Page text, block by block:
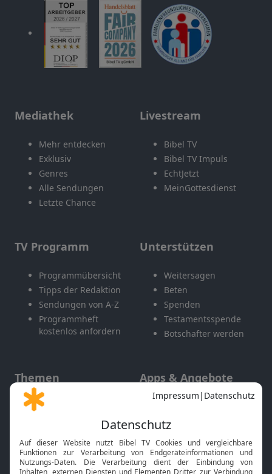
Mediathek
Mehr entdecken
Exklusiv
Genres
Alle Sendungen
Letzte Chance
Livestream
Bibel TV
Bibel TV Impuls
EchtJetzt
MeinGottesdienst
TV Programm
Programmübersicht
Tipps der Redaktion
Sendungen von A-Z
Programmheft
kostenlos anfordern
Unterstützen
Weitersagen
Beten
Spenden
Testamentsspende
Botschafter werden
Themen
Gott und Bibel erklärt
Neuigkeiten
Apps & Angebote
Mobile App
Smart TV
HbbTV